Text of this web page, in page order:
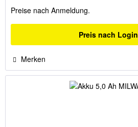
Preise nach Anmeldung.
Preis nach Login
Merken